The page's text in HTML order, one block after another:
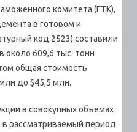
комитета (ГТК),
в готовом и
код 2523) составили
около 609,6 тыс. тонн
общая стоимость
до $45,5 млн.
в совокупных объемах
в рассматриваемый период